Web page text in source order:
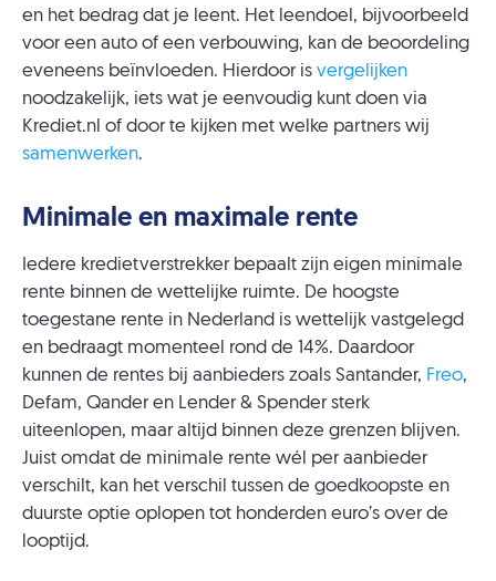
en het bedrag dat je leent. Het leendoel, bijvoorbeeld
voor een auto of een verbouwing, kan de beoordeling
eveneens beïnvloeden. Hierdoor is vergelijken
noodzakelijk, iets wat je eenvoudig kunt doen via
Krediet.nl of door te kijken met welke partners wij
samenwerken.
Minimale en maximale rente
Iedere kredietverstrekker bepaalt zijn eigen minimale
rente binnen de wettelijke ruimte. De hoogste
toegestane rente in Nederland is wettelijk vastgelegd
en bedraagt momenteel rond de 14%. Daardoor
kunnen de rentes bij aanbieders zoals Santander, Freo,
Defam, Qander en Lender & Spender sterk
uiteenlopen, maar altijd binnen deze grenzen blijven.
Juist omdat de minimale rente wél per aanbieder
verschilt, kan het verschil tussen de goedkoopste en
duurste optie oplopen tot honderden euro’s over de
looptijd.